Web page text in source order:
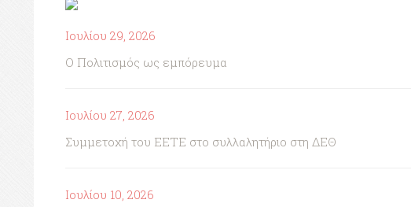
Ιουλίου 29, 2026
Ο Πολιτισμός ως εμπόρευμα
Ιουλίου 27, 2026
Συμμετοχή του ΕΕΤΕ στο συλλαλητήριο στη ΔΕΘ
Ιουλίου 10, 2026